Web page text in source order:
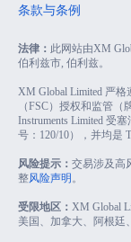
条款与条例
法律： 此网站由XM
伯利兹市, 伯利兹。
XM Global Limited 严
（FSC）授权和监管（
Instruments Limited 受
号：120/10），并均是
风险提示： 交易涉及高
整风险声明 。
受限地区： XM Global
美国、加拿大、阿根廷